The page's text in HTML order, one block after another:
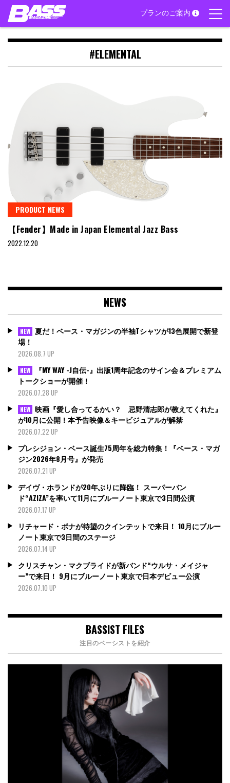
Skip
content
プランのご案内
#ELEMENTAL
PRODUCT NEWS
【Fender】Made in Japan Elemental Jazz Bass
2022.12.20
NEWS
NEW 夏だ！ベース・マガジンの半袖Tシャツが13色展開で新登
場！
2026.08.7 UP
NEW
『MY WAY -J自伝-』出版1周年記念のサイン会＆プレミアム
トークショーが開催！
2026.07.28 UP
NEW 映画『愛し合ってるかい？ 忌野清志郎が教えてくれた』
が10月に公開！本予告映像＆キービジュアルが解禁
2026.07.22 UP
プレシジョン・ベース誕生75周年を総力特集！『ベース・マガ
ジン2026年8月号』が発売
2026.07.21 UP
デイヴ・ホランドが20年ぶりに降臨！ スーパーバン
ド“AZIZA”を率いて11月にブルーノート東京で3日間公演
2026.07.17 UP
リチャード・ボナが待望のクインテットで来日！ 10月にブルー
ノート東京で3日間のステージ
2026.07.14 UP
クリスチャン・マクブライドが新バンド“ウルサ・メイジャ
ー”で来日！ 9月にブルーノート東京で日本デビュー公演
2026.07.10 UP
BASSIST FILES
注目のベーシストを紹介